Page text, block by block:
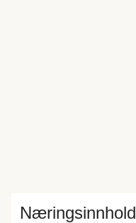
Næringsinnhold